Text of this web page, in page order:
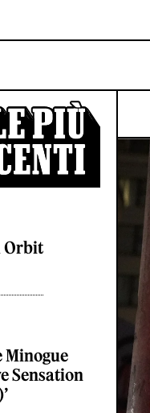
Orbit
Minogue
Sensation